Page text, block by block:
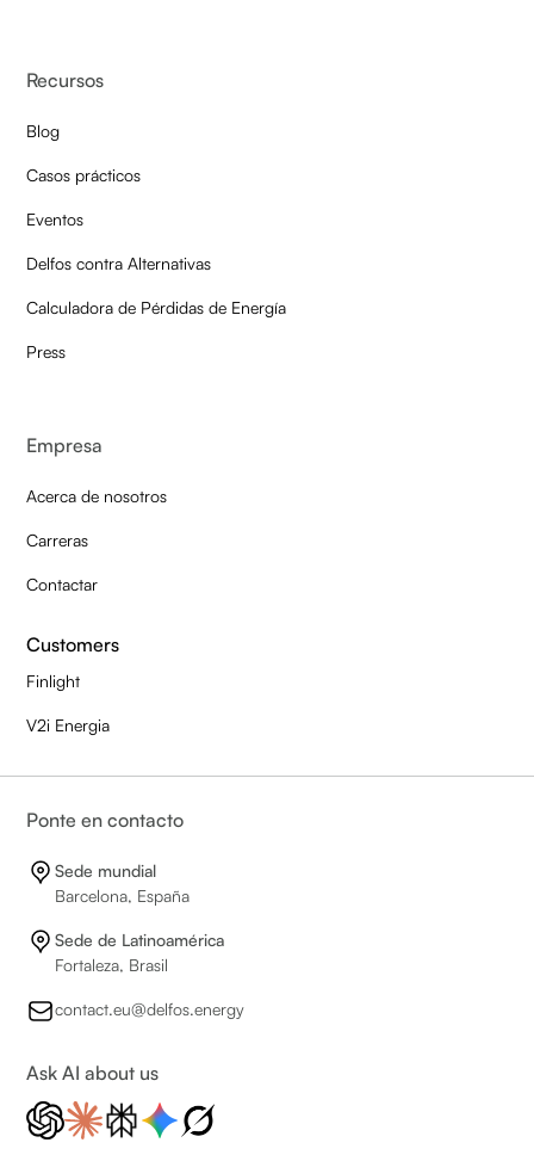
Recursos
Blog
Casos prácticos
Eventos
Delfos contra Alternativas
Calculadora de Pérdidas de Energía
Press
Empresa
Acerca de nosotros
Carreras
Contactar
Customers
Finlight
V2i Energia
Ponte en contacto
Sede mundial
Barcelona, España
Sede de Latinoamérica
Fortaleza, Brasil
contact.eu@delfos.energy
Ask AI about us